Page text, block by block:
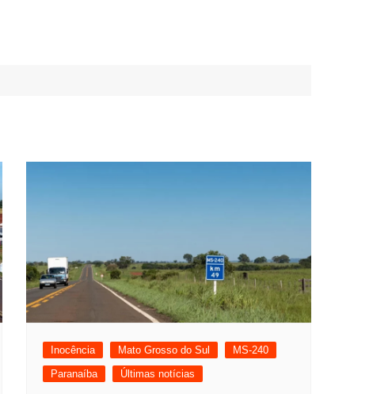
Inocência Mato Grosso do Sul
MS-240
Paranaíba
Últimas notícias